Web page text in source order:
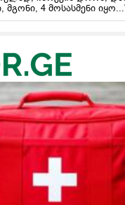
მგონი, 4 მოსასმენი